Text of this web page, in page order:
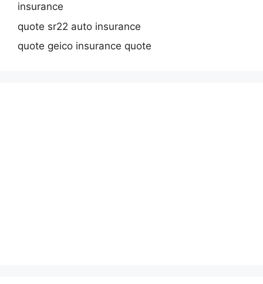
insurance
quote sr22 auto insurance
quote geico insurance quote